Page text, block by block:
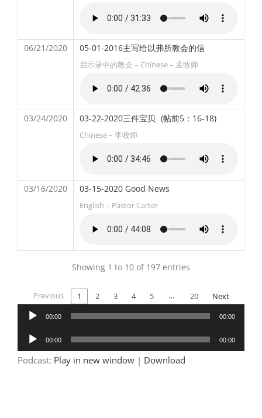
06/21/2020 05-01-2016主写给以弗所教会的信
启示录中的教会 – Chinese – 孟牧师
03/24/2020 03-22-2020三件宝贝 (帖前5：16-18)
Chinese – 李牧师
03/16/2020 03-15-2020 Good News
English – Pastor Carter
Showing 1 to 10 of 197 entries
Previous 1 2 3 4 5 … 20 Next
Audio
00:00 00:00
Audio
Player
00:00 00:00
Podcast: Play in new window | Download